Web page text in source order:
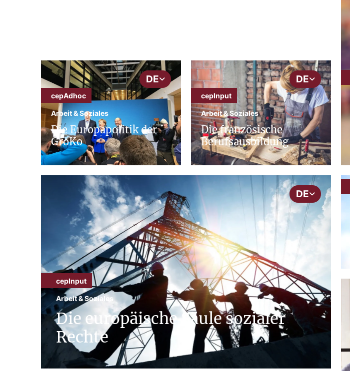
DE
cepAdhoc
Arbeit & Soziales
Die Europapolitik der
GroKo
DE
cepInput
Arbeit & Soziales
Die französische
Berufsausbildung
DE
cepInput
Arbeit & Soziales
Die europäische Säule sozialer
Rechte